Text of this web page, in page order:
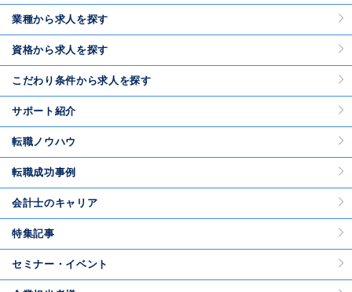
業種から求人を探す
資格から求人を探す
こだわり条件から求人を探す
サポート紹介
転職ノウハウ
転職成功事例
会計士のキャリア
特集記事
セミナー・イベント